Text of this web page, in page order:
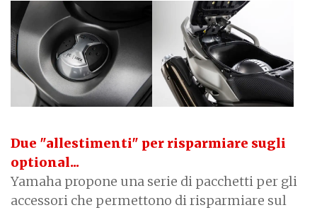
Due "allestimenti" per risparmiare sugli
optional...
Yamaha propone una serie di pacchetti per gli
accessori che permettono di risparmiare sul